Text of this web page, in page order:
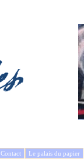
Contact Le palais du papier